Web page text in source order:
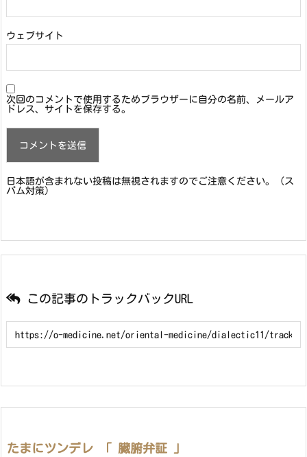
ウェブサイト
次回のコメントで使用するためブラウザーに自分の名前、メールア
ドレス、サイトを保存する。
日本語が含まれない投稿は無視されますのでご注意ください。（ス
パム対策）
この記事のトラックバックURL
たまにツンデレ 「 臓腑弁証 」